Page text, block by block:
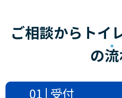
ご相談からトイ
の
01 | 受付